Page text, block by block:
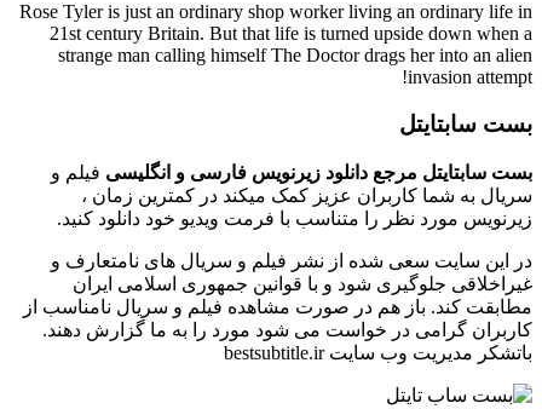
Rose Tyler is just an ordinary shop worker living an ordinary life in
21st century Britain. But that life is turned upside down when a
strange man calling himself The Doctor drags her into an alien
invasion attempt!
بست سابتایتل
بست سابتایتل مرجع دانلود زیرنویس فارسی و انگلیسی فیلم و
سریال به شما کاربران عزیز کمک میکند در کمترین زمان ،
زیرنویس مورد نظر را متناسب با فرمت ویدیو خود دانلود کنید.
در این سایت سعی شده از نشر فیلم و سریال های نامتعارف و
غیراخلاقی جلوگیری شود و با قوانین جمهوری اسلامی ایران
مطابقت کند. باز هم در صورت مشاهده فیلم و سریال نامناسب از
کاربران گرامی در خواست می شود مورد را به ما گزارش دهند.
باتشکر مدیریت وب سایت bestsubtitle.ir